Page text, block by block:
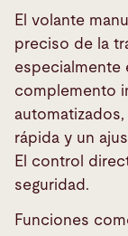
El volante
preciso de la
especialmente
complemento
rápida y un
El control
seguridad.
Funciones